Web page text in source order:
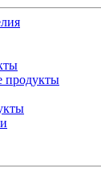
продукты